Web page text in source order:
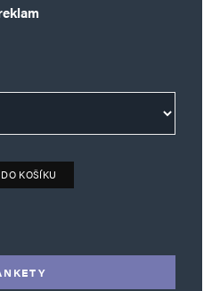
Kč
množství
KOŠÍKU